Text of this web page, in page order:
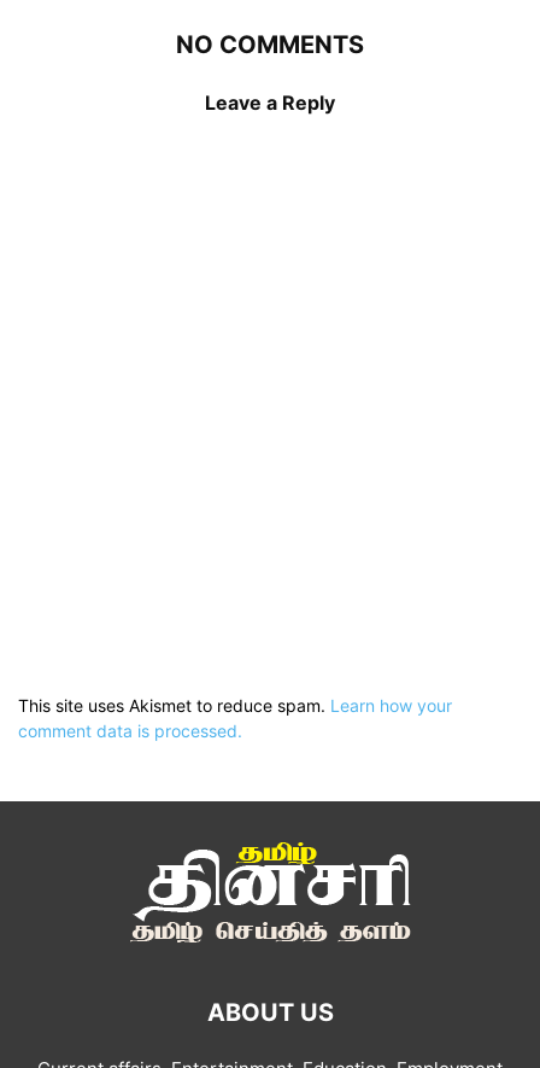
NO COMMENTS
Leave a Reply
This site uses Akismet to reduce spam. Learn how your
comment data is processed.
ABOUT US